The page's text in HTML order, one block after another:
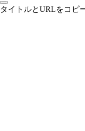
タイトルとURLをコピ